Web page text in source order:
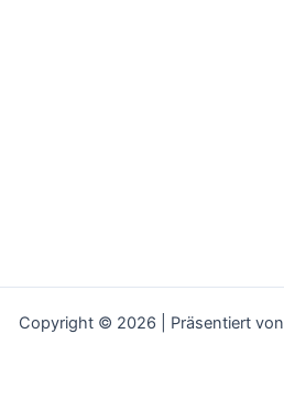
Copyright © 2026 | Präsentiert von